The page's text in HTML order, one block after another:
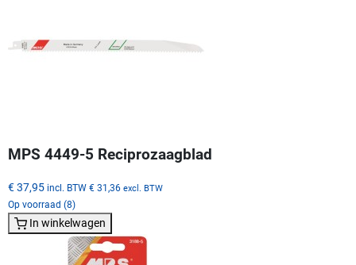
MPS 4449-5 Reciprozaagblad
€ 37,95 incl. BTW € 31,36 excl. BTW
Op voorraad (8)
In winkelwagen